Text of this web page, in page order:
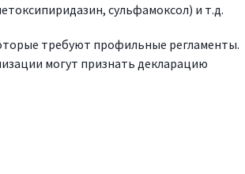
сульфамоксол) и т.д.
требуют профильные регламенты.
могут признать декларацию